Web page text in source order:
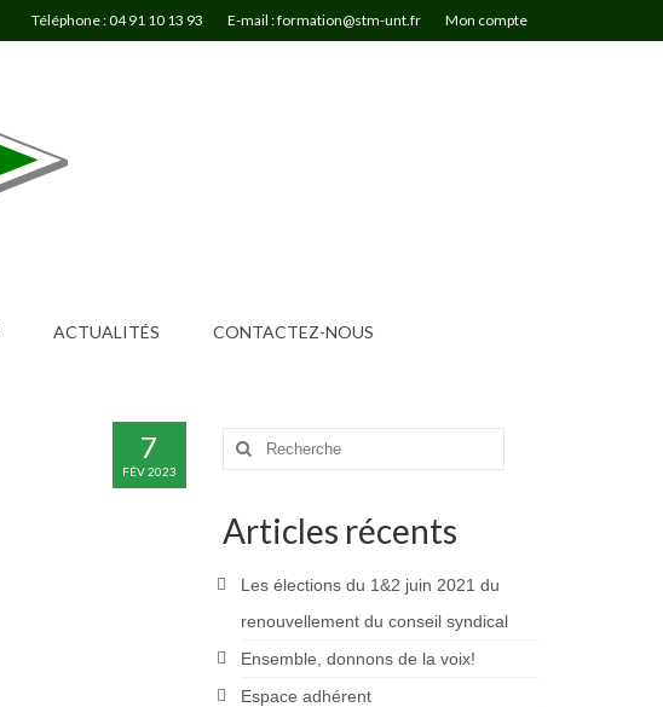
Téléphone : 04 91 10 13 93 E-mail : formation@stm-unt.fr Mon compte
ACTUALITÉS CONTACTEZ-NOUS
7
FÉV 2023
Rechercher
Articles récents
Les élections du 1&2 juin 2021 du
renouvellement du conseil syndical
Ensemble, donnons de la voix!
Espace adhérent